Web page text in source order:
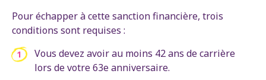
Pour échapper à cette sanction financière, trois
conditions sont requises :
Vous devez avoir au moins 42 ans de carrière
lors de votre 63e anniversaire.